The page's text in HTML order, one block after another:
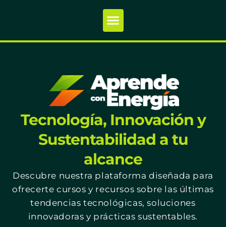
Tecnología, Innovación y
Sustentabilidad a tu
alcance
Descubre nuestra plataforma diseñada para
ofrecerte cursos y recursos sobre las últimas
tendencias tecnológicas, soluciones
innovadoras y prácticas sustentables.